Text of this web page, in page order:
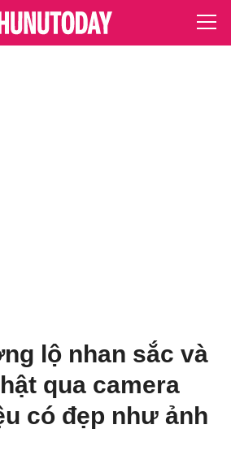
lộ nhan sắc và
qua camera
có đẹp như ảnh